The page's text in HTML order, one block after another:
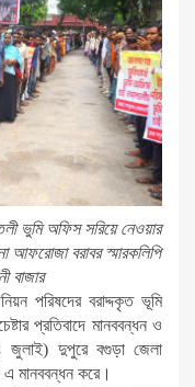
ভুমি অফিস সরিয়ে নেওয়ার
আফরোজা বরাবর স্মারকলিপি
বাজার
পরিষদের বরাদ্দকৃত ভূমি
প্রতিবাদে মানববন্ধন ও
জুলাই) দুপুরে বগুড়া জেলা
এ মানববন্ধন করে।